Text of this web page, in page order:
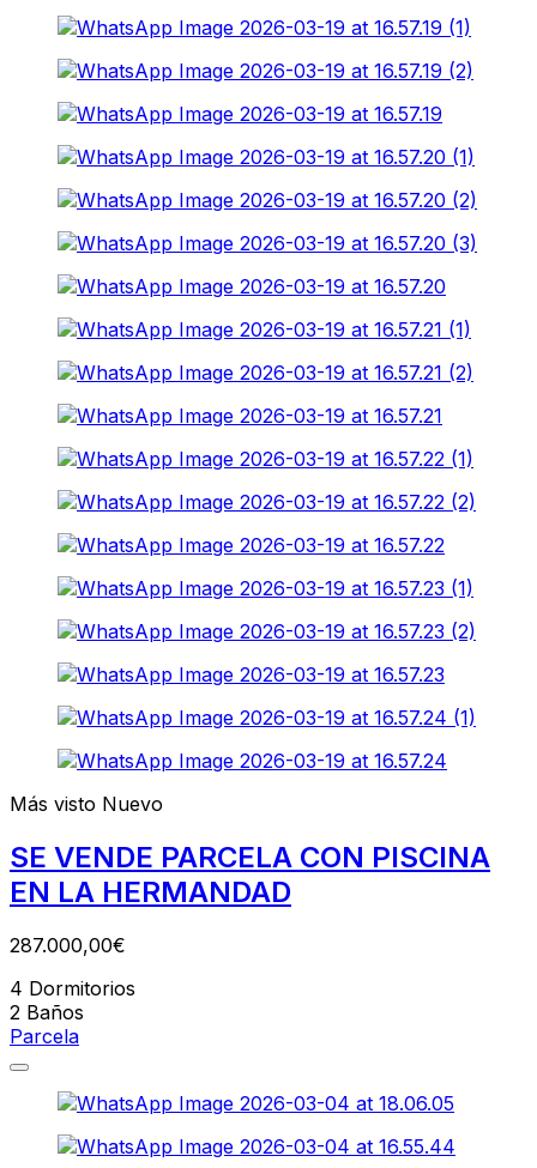
Más visto Nuevo
SE VENDE PARCELA CON PISCINA
EN LA HERMANDAD
287.000,00€
4 Dormitorios
2 Baños
Parcela